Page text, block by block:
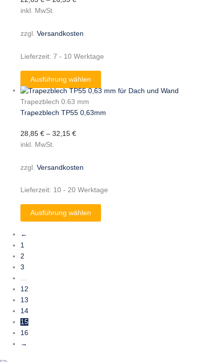
inkl. MwSt.
zzgl.Versandkosten
Lieferzeit:7 - 10 Werktage
Ausführung wählen
Trapezblech 0.63 mm
Trapezblech TP55 0,63mm
28,85€ –32,15€
inkl. MwSt.
zzgl.Versandkosten
Lieferzeit: 10 - 20 Werktage
Ausführung wählen
←
1
2
3
12
13
14
15
16
→